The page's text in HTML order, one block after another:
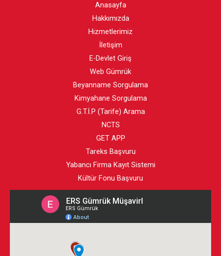
Anasayfa
Hakkımızda
Hizmetlerimiz
İletişim
E-Devlet Giriş
Web Gümrük
Beyanname Sorgulama
Kimyahane Sorgulama
G.T.İ.P (Tarife) Arama
NCTS
GET APP
Tareks Başvuru
Yabancı Firma Kayıt Sistemi
Kültür Fonu Başvuru